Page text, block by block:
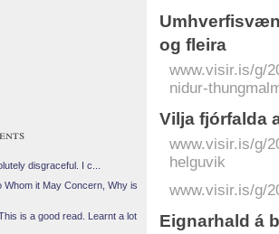
og fleira
www.visir.is/g/
nidur-
Vilja fjórfalda
www.visir.is/g/
helguvik
www.visir.is/g/
Eignarhald á
disgraceful. I c...
Whom it May Concern, Why is
is a good read. Learnt a lot